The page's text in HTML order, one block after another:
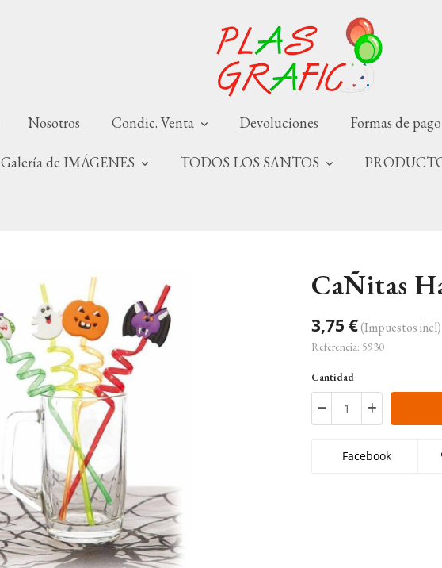
Nosotros Condic. Venta Devoluciones Formas de pago
Galería de IMÁGENES TODOS LOS SANTOS
CaÑitas
3,75 €(Impuestos incl)
Referencia: 5930
Cantidad
Facebook